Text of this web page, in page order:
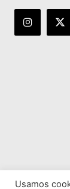
Usamos